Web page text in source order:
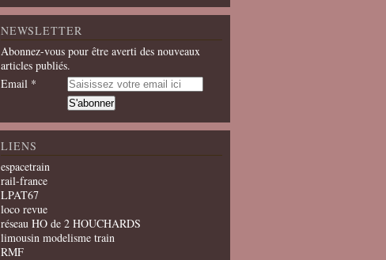
NEWSLETTER
Abonnez-vous pour être averti des nouveaux
articles publiés.
Email
LIENS
espacetrain
rail-france
LPAT67
loco revue
réseau HO de 2 HOUCHARDS
limousin modelisme train
RMF